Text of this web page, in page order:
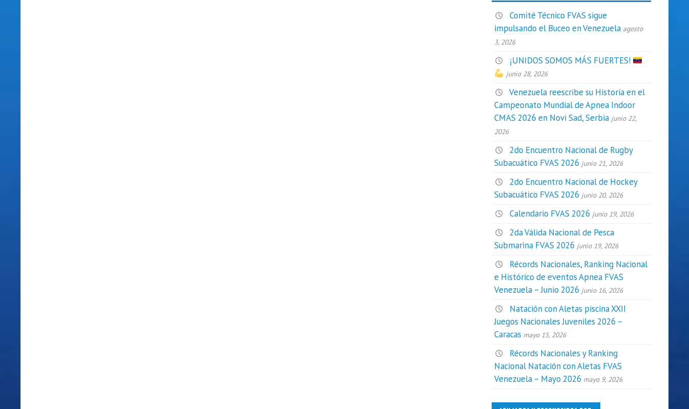
Comité Técnico FVAS sigue
impulsando el Buceo en Venezuela agosto
3, 2026
¡UNIDOS SOMOS MÁS FUERTES!
junio 28, 2026
Venezuela reescribe su Historia en el
Campeonato Mundial de Apnea Indoor
CMAS 2026 en Novi Sad, Serbia junio 22,
2026
2do Encuentro Nacional de Rugby
Subacuático FVAS 2026 junio 21, 2026
2do Encuentro Nacional de Hockey
Subacuático FVAS 2026 junio 20, 2026
Calendario FVAS 2026 junio 19, 2026
2da Válida Nacional de Pesca
Submarina FVAS 2026 junio 19, 2026
Récords Nacionales, Ranking Nacional
e Histórico de eventos Apnea FVAS
Venezuela – Junio 2026 junio 16, 2026
Natación con Aletas piscina XXII
Juegos Nacionales Juveniles 2026 –
Caracas mayo 15, 2026
Récords Nacionales y Ranking
Nacional Natación con Aletas FVAS
Venezuela – Mayo 2026 mayo 9, 2026